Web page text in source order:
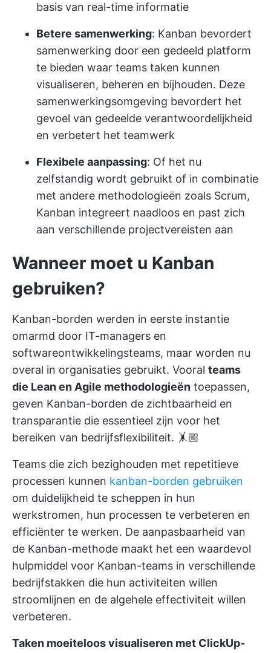
basis van real-time informatie
Betere samenwerking: Kanban bevordert
samenwerking door een gedeeld platform
te bieden waar teams taken kunnen
visualiseren, beheren en bijhouden. Deze
samenwerkingsomgeving bevordert het
gevoel van gedeelde verantwoordelijkheid
en verbetert het teamwerk
Flexibele aanpassing: Of het nu
zelfstandig wordt gebruikt of in combinatie
met andere methodologieën zoals Scrum,
Kanban integreert naadloos en past zich
aan verschillende projectvereisten aan
Wanneer moet u Kanban
gebruiken?
Kanban-borden werden in eerste instantie
omarmd door IT-managers en
softwareontwikkelingsteams, maar worden nu
overal in organisaties gebruikt. Vooral teams
die Lean en Agile methodologieën toepassen,
geven Kanban-borden de zichtbaarheid en
transparantie die essentieel zijn voor het
bereiken van bedrijfsflexibiliteit. 🤸🏼
Teams die zich bezighouden met repetitieve
processen kunnen kanban-borden gebruiken
om duidelijkheid te scheppen in hun
werkstromen, hun processen te verbeteren en
efficiënter te werken. De aanpasbaarheid van
de Kanban-methode maakt het een waardevol
hulpmiddel voor Kanban-teams in verschillende
bedrijfstakken die hun activiteiten willen
stroomlijnen en de algehele effectiviteit willen
verbeteren.
Taken moeiteloos visualiseren met ClickUp-